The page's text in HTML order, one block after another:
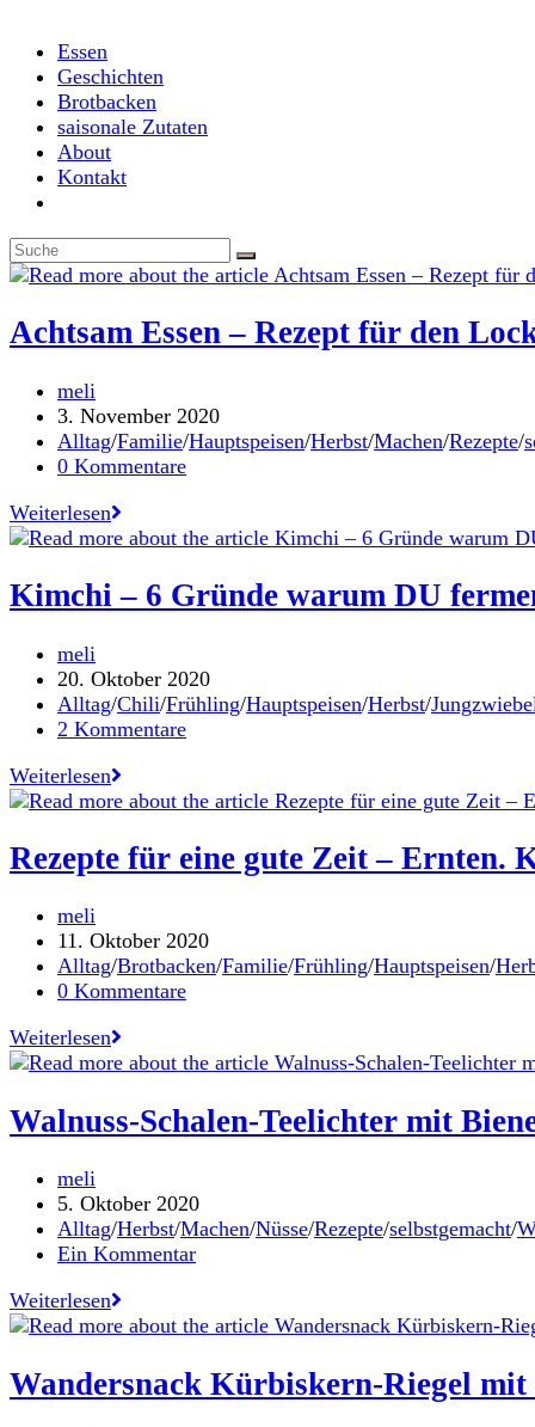
Essen
Geschichten
Brotbacken
saisonale Zutaten
About
Kontakt
search
Achtsam Essen – Rezept für den
Beitrags-
Autor:
meli
Beitrag
veröffentlicht:
3. November 2020
Beitrags-
Kategorie:
Alltag/Familie/Hauptspeisen/Herbst/Machen/Rezepte/
Beitrags-
0 Kommentare
WeiterlesenAchtsam
Essen
Rezept
für
2.0
Kimchi – 6 Gründe warum DU
Beitrags-
Autor:
meli
Beitrag
veröffentlicht:
20. Oktober 2020
Beitrags-
Kategorie:
Alltag/Chili/Frühling/Hauptspeisen/Herbst/
Beitrags-
2 Kommentare
WeiterlesenKimchi
–
Gründe
warum
solltest
Rezepte für eine gute Zeit – Ernten.
Beitrags-
Autor:
meli
Beitrag
veröffentlicht:
11. Oktober 2020
Beitrags-
Kategorie:
Alltag/Brotbacken/Familie/Frühling/Hauptspeisen/
Beitrags-
0 Kommentare
WeiterlesenRezepte
für
gute
Zeit
Kochen.
Teilen
/
Mein
neues
Kochbuch
mit
Walnuss-Schalen-Teelichter mit
Beitrags-
Autor:
meli
Beitrag
veröffentlicht:
5. Oktober 2020
Beitrags-
Kategorie:
Alltag/Herbst/Machen/Nüsse/Rezepte/selbstgemacht/
Beitrags-
Ein Kommentar
WeiterlesenWalnuss-
Schalen-
mit
Bienenwachs
Wandersnack Kürbiskern-Riegel